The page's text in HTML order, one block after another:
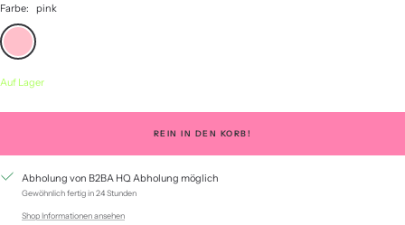
Farbe:
pink
pink
Auf Lager
REIN IN DEN KORB!
Abholung von B2BA HQ Abholung möglich
Gewöhnlich fertig in 24 Stunden
Shop Informationen ansehen